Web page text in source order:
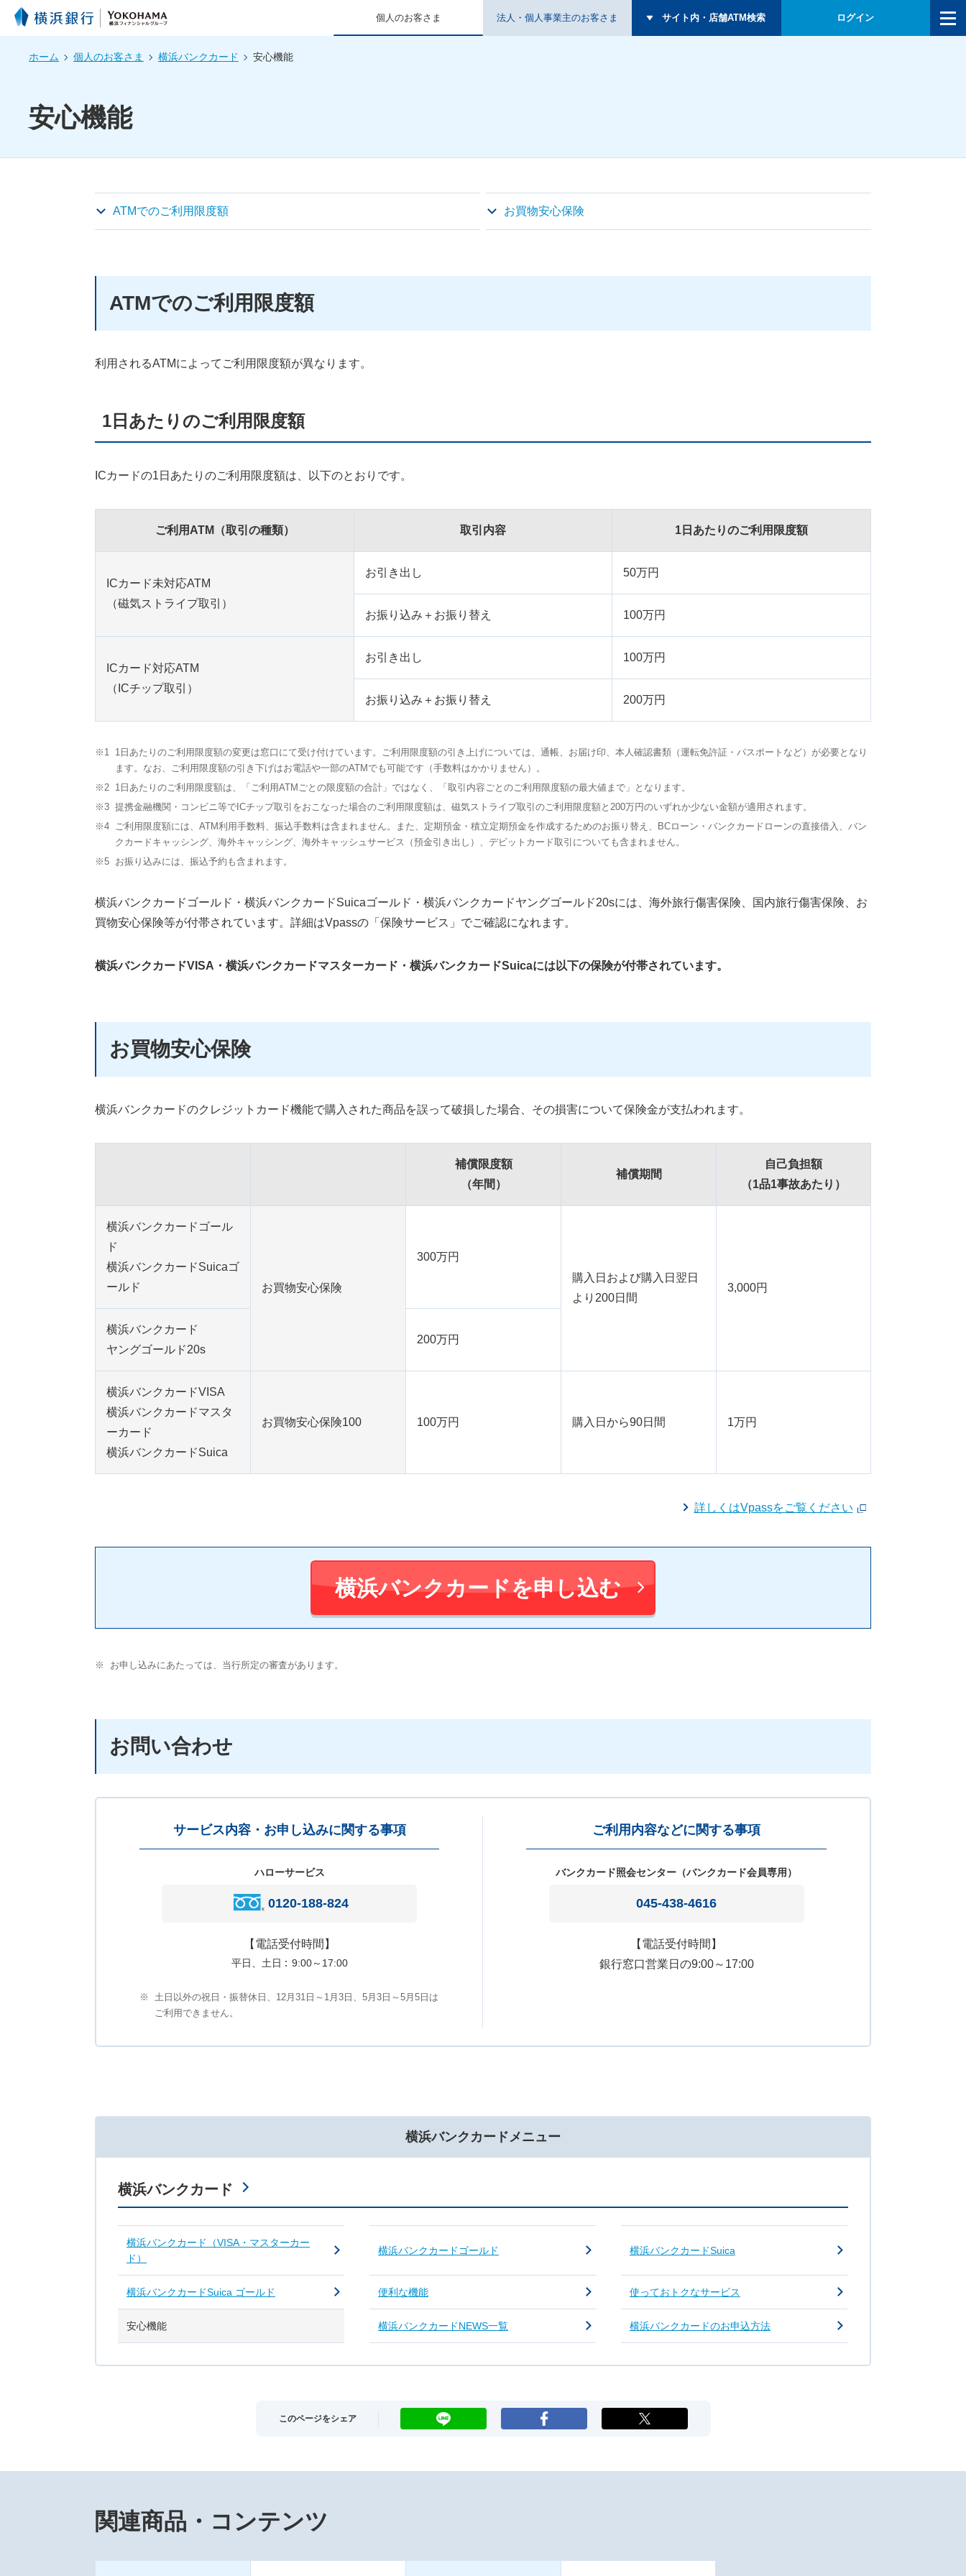
個人のお客さま 法人・個人事業主のお客さま サイト内・店舗ATM検索 ログイン
ホーム 個人のお客さま 横浜バンクカード 安心機能
安心機能
ATMでのご利用限度額 お買物安心保険
ATMでのご利用限度額
利用されるATMによってご利用限度額が異なります。
1日あたりのご利用限度額
ICカードの1日あたりのご利用限度額は、以下のとおりです。
ご利用ATM（取引の種類） 取引内容 1日あたりのご利用限度額
ICカード未対応ATM
（磁気ストライプ取引）
お引き出し 50万円
お振り込み＋お振り替え 100万円
ICカード対応ATM
（ICチップ取引）
お引き出し 100万円
お振り込み＋お振り替え 200万円
※1 1日あたりのご利用限度額の変更は窓口にて受け付けています。ご利用限度額の引き上げについては、通帳、お届け印、本人確認書類（運転免許証・パスポートなど）が必要となり
ます。なお、ご利用限度額の引き下げはお電話や一部のATMでも可能です（手数料はかかりません）。
※2 1日あたりのご利用限度額は、「ご利用ATMごとの限度額の合計」ではなく、「取引内容ごとのご利用限度額の最大値まで」となります。
※3 提携金融機関・コンビニ等でICチップ取引をおこなった場合のご利用限度額は、磁気ストライプ取引のご利用限度額と200万円のいずれか少ない金額が適用されます。
※4 ご利用限度額には、ATM利用手数料、振込手数料は含まれません。また、定期預金・積立定期預金を作成するためのお振り替え、BCローン・バンクカードローンの直接借入、バン
クカードキャッシング、海外キャッシング、海外キャッシュサービス（預金引き出し）、デビットカード取引についても含まれません。
※5 お振り込みには、振込予約も含まれます。
横浜バンクカードゴールド・横浜バンクカードSuicaゴールド・横浜バンクカードヤングゴールド20sには、海外旅行傷害保険、国内旅行傷害保険、お
買物安心保険等が付帯されています。詳細はVpassの「保険サービス」でご確認になれます。
横浜バンクカードVISA・横浜バンクカードマスターカード・横浜バンクカードSuicaには以下の保険が付帯されています。
お買物安心保険
横浜バンクカードのクレジットカード機能で購入された商品を誤って破損した場合、その損害について保険金が支払われます。
補償限度額
（年間）
補償期間
⾃⼰負担額
（1品1事故あたり）
横浜バンクカードゴール
ド
横浜バンクカードSuicaゴ
ールド
お買物安心保険
300万円
購⼊⽇および購⼊⽇翌⽇
より200⽇間
3,000円
横浜バンクカード
ヤングゴールド20s
200万円
横浜バンクカードVISA
横浜バンクカードマスタ
ーカード
横浜バンクカードSuica
お買物安心保険100 100万円 購⼊⽇から90⽇間 1万円
詳しくはVpassをご覧ください
横浜バンクカードを申し込む
※ お申し込みにあたっては、当行所定の審査があります。
お問い合わせ
サービス内容・お申し込みに関する事項
ハローサービス
0120-188-824
【電話受付時間】
平日、土日 9:00～17:00
※
土日以外の祝日・振替休日、12月31日～1月3日、5月3日～5月5日は
ご利用できません。
ご利⽤内容などに関する事項
バンクカード照会センター（バンクカード会員専用）
045-438-4616
【電話受付時間】
銀行窓口営業日の9:00～17:00
横浜バンクカードメニュー
横浜バンクカード
横浜バンクカード（VISA・マスターカー
ド）
横浜バンクカードゴールド 横浜バンクカードSuica
横浜バンクカードSuica ゴールド 便利な機能 使っておトクなサービス
安心機能 横浜バンクカードNEWS一覧 横浜バンクカードのお申込方法
このページをシェア LINE Facebook X
関連商品・コンテンツ